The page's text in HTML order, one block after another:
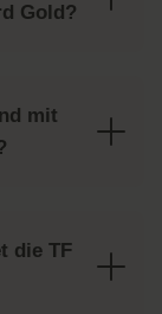
Gold?
mit
die TF